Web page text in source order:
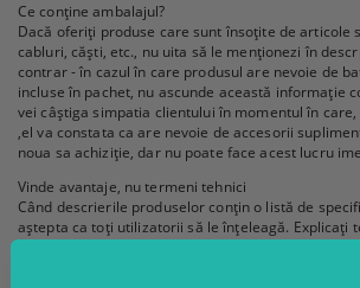
Ce conține ambalajul?
Dacă oferiți produse care sunt însoțite de articole
cabluri, căști, etc., nu uita să le menționezi în
contrar - în cazul în care produsul are nevoie de
incluse în pachet, nu ascunde această informație
vei câștiga simpatia clientului în momentul în
,el va constata ca are nevoie de accesorii
noua sa achiziție, dar nu poate face acest lucru
Vinde avantaje, nu termeni tehnici
Când descrierile produselor conțin o listă de
aștepta ca toți utilizatorii să le înțeleagă. Explicați